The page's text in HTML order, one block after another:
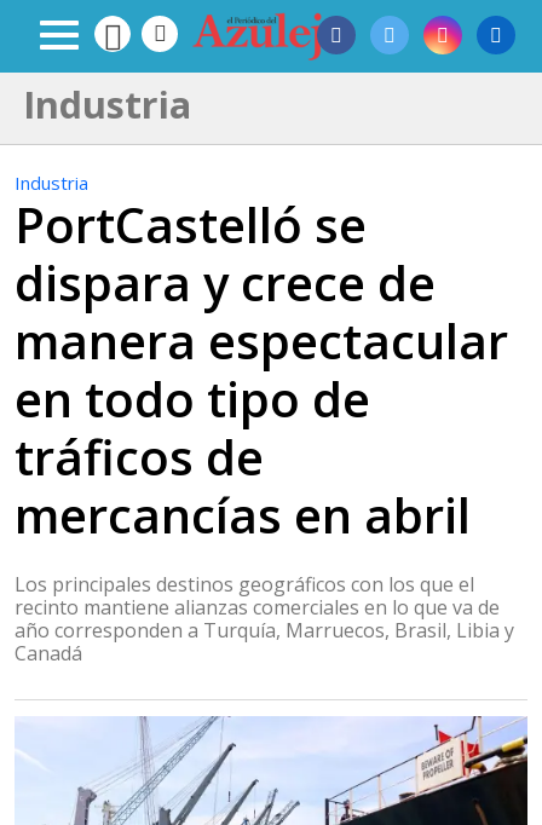
Industria
Industria
PortCastelló se
dispara y crece de
manera espectacular
en todo tipo de
tráficos de
mercancías en abril
Los principales destinos geográficos con los que el
recinto mantiene alianzas comerciales en lo que va de
año corresponden a Turquía, Marruecos, Brasil, Libia y
Canadá